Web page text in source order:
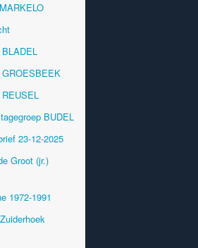
GROESBEEK
BUDEL
23-12-2025
Groot (jr.)
1972-1991